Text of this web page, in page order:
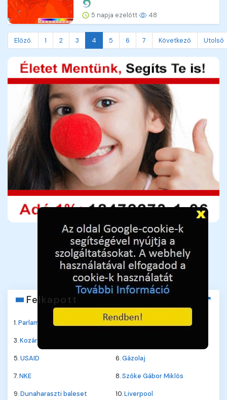
5 napja ezelőtt 48
Előző. 1 2 3 4 5 6 7 Következő Utolsó
Adó 1%-hoz adószám:
18472273-1-06 📋
Kattintson az adószámra a másoláshoz.)
Felkapott
1.Parlament 2.Jane Fonda
3.Kozármisleny
5.USAID 6.Gázolaj
7.NKE 8.Szőke Gábor Miklós
9.Dunaharaszti baleset 10.Liverpool